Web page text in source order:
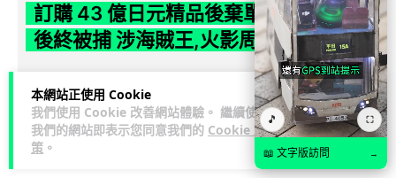
本網站正使用 Cookie
我們使用 Cookie 改善網站體驗。 繼續使用
我們的網站即表示您同意我們的 Cookie 政
策 。
訂購 43 億日元精品後棄單 大阪女 2 年
後終被捕 涉海賊王,火影周邊產品
日本警視廳神田署 8 月 6 日公布，拘捕一名 32 歲大阪女子，
指她涉嫌在出版巨頭集英社旗下官方網店「JUMP
CHARACTERS ST...
閱讀全文
79
🎵 ⛶
📖 文字版訪問 →